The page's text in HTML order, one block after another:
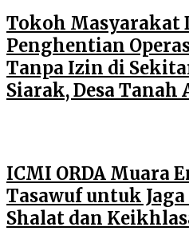
Tokoh Masyarakat
Penghentian
Tanpa Izin di
Siarak, Desa Tanah
ICMI ORDA Muara
Tasawuf untuk
Shalat dan